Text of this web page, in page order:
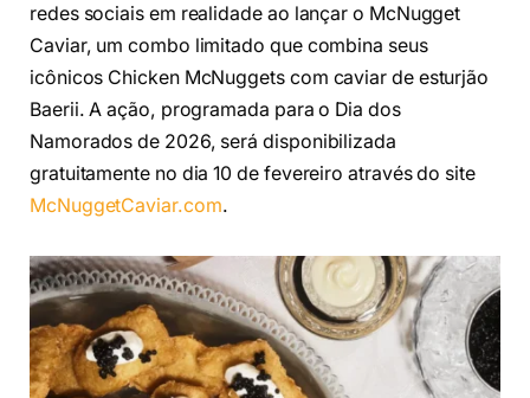
redes sociais em realidade ao lançar o McNugget
Caviar, um combo limitado que combina seus
icônicos Chicken McNuggets com caviar de esturjão
Baerii. A ação, programada para o Dia dos
Namorados de 2026, será disponibilizada
gratuitamente no dia 10 de fevereiro através do site
McNuggetCaviar.com.